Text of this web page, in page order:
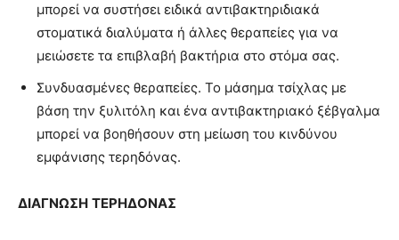
μπορεί να συστήσει ειδικά αντιβακτηριδιακά
στοματικά διαλύματα ή άλλες θεραπείες για να
μειώσετε τα επιβλαβή βακτήρια στο στόμα σας.
Συνδυασμένες θεραπείες. Το μάσημα τσίχλας με
βάση την ξυλιτόλη και ένα αντιβακτηριακό ξέβγαλμα
μπορεί να βοηθήσουν στη μείωση του κινδύνου
εμφάνισης τερηδόνας.
ΔΙΑΓΝΩΣΗ ΤΕΡΗΔΟΝΑΣ